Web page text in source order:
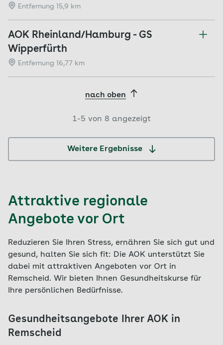
Entfernung 15,9 km
AOK Rheinland/Hamburg - GS
Wipperfürth
Entfernung 16,77 km
nach oben
1-5 von 8 angezeigt
Weitere Ergebnisse
Attraktive regionale
Angebote vor Ort
Reduzieren Sie Ihren Stress, ernähren Sie sich gut und
gesund, halten Sie sich fit: Die AOK unterstützt Sie
dabei mit attraktiven Angeboten vor Ort in
Remscheid. Wir bieten Ihnen Gesundheitskurse für
Ihre persönlichen Bedürfnisse.
Gesundheitsangebote Ihrer AOK in
Remscheid